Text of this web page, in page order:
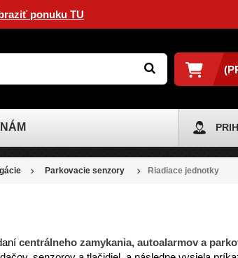
ponuku TU
Parkovacie senzory Riadiace jednotky
centrálneho zamykania, autoalarmov a